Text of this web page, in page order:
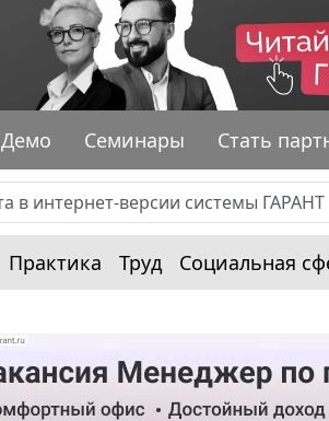
Демо Семинары Стать
Практика Труд Социальная